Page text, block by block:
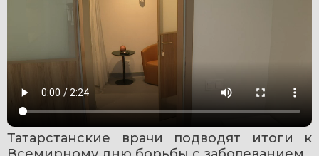
Татарстанские врачи подводят итоги к